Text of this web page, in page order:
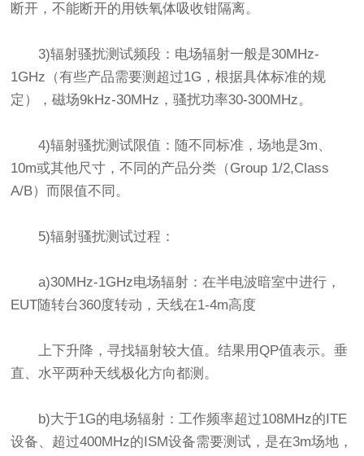
断开，不能断开的用铁氧体吸收钳隔离。
3)辐射骚扰测试频段：电场辐射一般是30MHz-
1GHz（有些产品需要测超过1G，根据具体标准的规
定），磁场9kHz-30MHz，骚扰功率30-300MHz。
4)辐射骚扰测试限值：随不同标准，场地是3m、
10m或其他尺寸，不同的产品分类（Group 1/2,Class
A/B）而限值不同。
5)辐射骚扰测试过程：
a)30MHz-1GHz电场辐射：在半电波暗室中进行，
EUT随转台360度转动，天线在1-4m高度
上下升降，寻找辐射较大值。结果用QP值表示。垂
直、水平两种天线极化方向都测。
b)大于1G的电场辐射：工作频率超过108MHz的ITE
设备、超过400MHz的ISM设备需要测试，是在3m场地，